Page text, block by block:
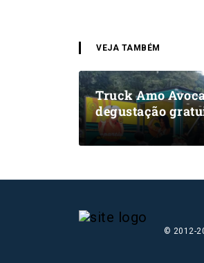
VEJA TAMBÉM
Truck Amo
degustação
© 2012-